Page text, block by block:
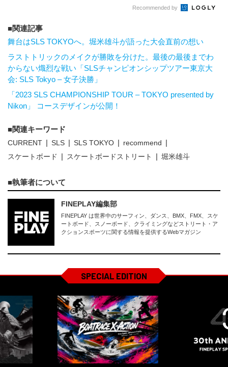
Recommended by
関連記事
舞台はSLS TOKYOへ。堀米雄斗が語った大会直前の想い
ラストトリックのメイクが勝敗を分けた。最後の最後までわ
からない熾烈な戦い「SLSチャンピオンシップツアー東京大
会: SLS Tokyo – 女子決勝」
「2023 SLS CHAMPIONSHIP TOUR – TOKYO presented by
Nikon」 コースデザインが公開！
関連キーワード
CURRENT SLS SLS TOKYO
recommend
スケートボード
スケートボードストリート 堀米雄斗
執筆者について
FINEPLAY編集部
FINEPLAY は世界中のサーフィン、ダンス、BMX、FMX、スケ
ートボード、スノーボード、クライミングなどストリート・ア
クションスポーツに関する情報を提供するWebマガジン
SPECIAL EDITION